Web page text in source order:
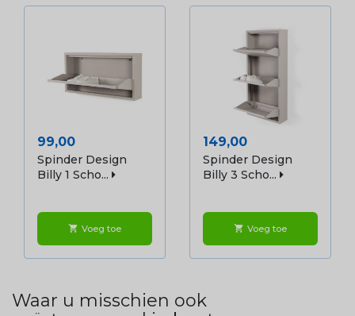
Prijs
99,00
Spinder Design
Billy 1 Scho...
shopping_cart Voeg toe
Prijs
149,00
Spinder Design
Billy 3 Scho...
shopping_cart Voeg toe
Waar u misschien ook